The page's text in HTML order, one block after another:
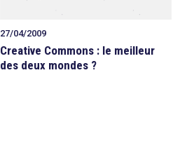
27/04/2009
Creative Commons : le meilleur
des deux mondes ?